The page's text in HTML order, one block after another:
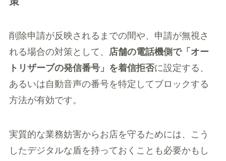
削除申請が反映されるまでの間や、申請が無視さ
れる場合の対策として、 店舗の電話機側で「オー
トリザーブの発信番号」を着信拒否に設定する、
あるいは自動音声の番号を特定してブロックする
方法が有効です。
実質的な業務妨害からお店を守るためには、こう
したデジタルな盾を持っておくことも必要かもし